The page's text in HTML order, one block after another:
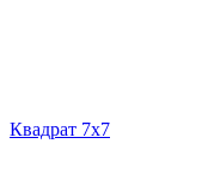
Квадрат 7х7